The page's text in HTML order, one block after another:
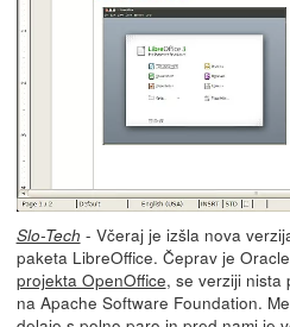
Slo-Tech - Včeraj je izšla nova
paketa LibreOffice. Čeprav je Oracle
projekta OpenOffice, se verziji nista
na Apache Software Foundation.